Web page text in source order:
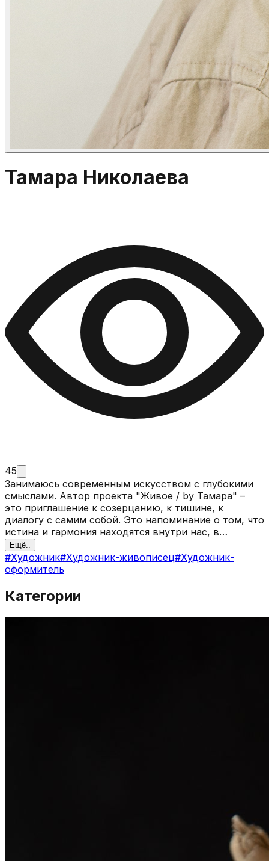
Тамара Николаева
45
Занимаюсь современным искусством с глубокими
смыслами. Автор проекта "Живое / by Тамара" –
это приглашение к созерцанию, к тишине, к
диалогу с самим собой. Это напоминание о том, что
истина и гармония находятся внутри нас, в
соединении с природой и в осознании своей
духовной сущности.
Ещё..
#Художник#Художник-живописец#Художник-
оформитель
Категории